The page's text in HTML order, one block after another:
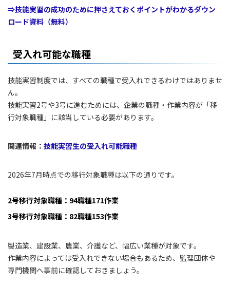
⇒技能実習の成功のために押さえておくポイントがわかるダウン
ロード資料（無料）
受入れ可能な職種
技能実習制度では、すべての職種で受入れできるわけではありませ
ん。
技能実習2号や3号に進むためには、企業の職種・作業内容が「移
行対象職種」に該当している必要があります。
関連情報： 技能実習生の受入れ可能職種
2026年7月時点での移行対象職種は以下の通りです。
2号移行対象職種：94職種171作業
3号移行対象職種：82職種153作業
製造業、建設業、農業、介護など、幅広い業種が対象です。
作業内容によっては受入れできない場合もあるため、監理団体や
専門機関へ事前に確認しておきましょう。